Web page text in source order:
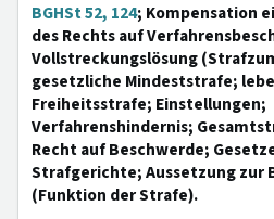
BGHSt 52, 124; Kompensation
des Rechts auf
Vollstreckungslösung
gesetzliche Mindeststrafe;
Freiheitsstrafe; Einstellungen;
Verfahrenshindernis;
Recht auf Beschwerde;
Strafgerichte; Aussetzung zur
(Funktion der Strafe).